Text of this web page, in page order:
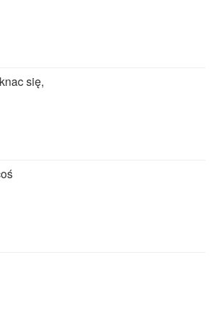
się,